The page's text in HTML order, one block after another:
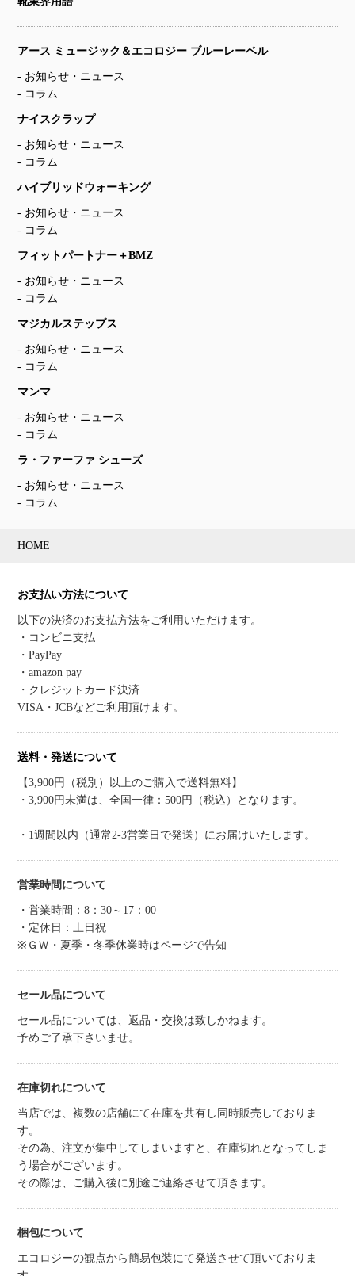
アース ミュージック＆エコロジー ブルーレーベル
お知らせ・ニュース
コラム
ナイスクラップ
お知らせ・ニュース
コラム
ハイブリッドウォーキング
お知らせ・ニュース
コラム
フィットパートナー＋BMZ
お知らせ・ニュース
コラム
マジカルステップス
お知らせ・ニュース
コラム
マンマ
お知らせ・ニュース
コラム
ラ・ファーファ シューズ
お知らせ・ニュース
コラム
HOME
お支払い方法について
以下の決済のお支払方法をご利用いただけます。
・コンビニ支払
・PayPay
・amazon pay
・クレジットカード決済
VISA・JCBなどご利用頂けます。
送料・発送について
【3,900円（税別）以上のご購入で送料無料】
・3,900円未満は、全国一律：500円（税込）となります。
・1週間以内（通常2-3営業日で発送）にお届けいたします。
営業時間について
・営業時間：8：30～17：00
・定休日：土日祝
※ＧＷ・夏季・冬季休業時はページで告知
セール品について
セール品については、返品・交換は致しかねます。
予めご了承下さいませ。
在庫切れについて
当店では、複数の店舗にて在庫を共有し同時販売しておりま
す。
その為、注文が集中してしまいますと、在庫切れとなってしま
う場合がございます。
その際は、ご購入後に別途ご連絡させて頂きます。
梱包について
エコロジーの観点から簡易包装にて発送させて頂いておりま